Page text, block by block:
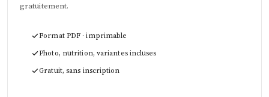
gratuitement.
Format PDF · imprimable
Photo, nutrition, variantes incluses
Gratuit, sans inscription